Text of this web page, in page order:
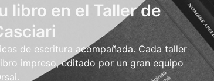
libro en el Taller de
de escritura acompañada. Cada taller
impreso, editado por un gran equipo